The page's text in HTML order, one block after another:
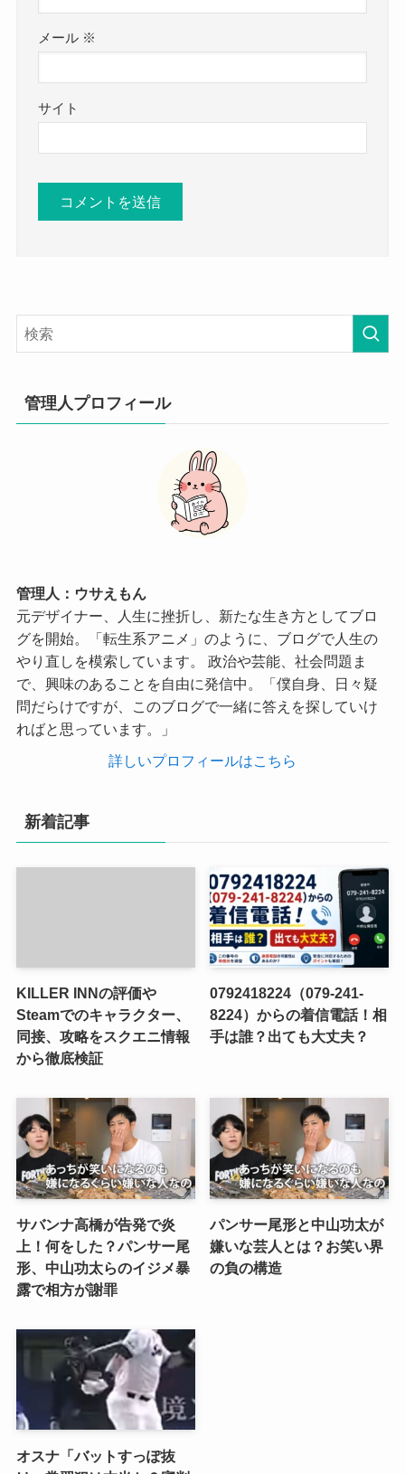
メール ※
サイト
管理人プロフィール
管理人：ウサえもん
元デザイナー、人生に挫折し、新たな生き方としてブロ
グを開始。「転生系アニメ」のように、ブログで人生の
やり直しを模索しています。 政治や芸能、社会問題ま
で、興味のあることを自由に発信中。「僕自身、日々疑
問だらけですが、このブログで一緒に答えを探していけ
ればと思っています。」
詳しいプロフィールはこちら
新着記事
KILLER INNの評価や
Steamでのキャラクター、
同接、攻略をスクエニ情報
から徹底検証
0792418224（079-241-
8224）からの着信電話！相
手は誰？出ても大丈夫？
サバンナ高橋が告発で炎
上！何をした？パンサー尾
形、中山功太らのイジメ暴
露で相方が謝罪
パンサー尾形と中山功太が
嫌いな芸人とは？お笑い界
の負の構造
オスナ「バットすっぽ抜